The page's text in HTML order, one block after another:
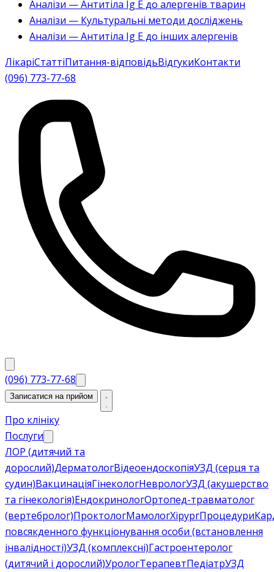
Аналізи — Антитіла Ig E до алергенів тварин
Аналізи — Культуральні методи досліджень
Аналізи — Антитіла Ig E до інших алергенів
ЛікаріСтаттіПитання-відповідьВідгукиКонтакти
(096) 773-77-68
(096) 773-77-68
Записатися на прийом
Про клініку
Послуги
ЛОР (дитячий та
дорослий)ДерматологВідеоендоскопіяУЗД (серця та
судин)ВакцинаціяГінекологНеврологУЗД (акушерство
та гінекологія)ЕндокринологОртопед-травматолог
(вертебролог)ПроктологМамологХірургПроцедури
повсякденного функціонування особи (встановлення
інвалідності)УЗД (комплексні)Гастроентеролог
(дитячий і дорослий)УрологТерапевтПедіатрУЗД